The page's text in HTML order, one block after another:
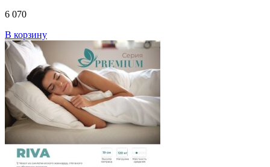
6 070
В корзину